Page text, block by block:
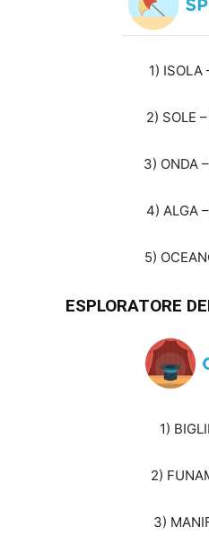
1) ISOLA
2) SOLE
3) ONDA
4) ALGA
5)
ESPLORATORE
1)
2)
3)